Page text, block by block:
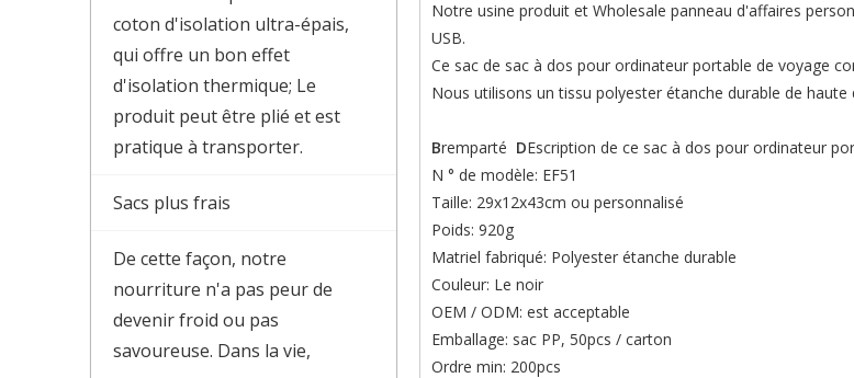
coton d'isolation ultra-épais,
qui offre un bon effet
d'isolation thermique; Le
produit peut être plié et est
pratique à transporter.
Sacs plus frais
De cette façon, notre
nourriture n'a pas peur de
devenir froid ou pas
savoureuse. Dans la vie,
Notre usine produit et Wholesale panneau d'affaires
USB.
Ce sac de sac à dos pour ordinateur portable de voyage
Nous utilisons un tissu polyester étanche durable de
Bremparté DEscription de ce sac à dos pour ordinateur
N ° de modèle: EF51
Taille: 29x12x43cm ou personnalisé
Poids: 920g
Matriel fabriqué: Polyester étanche durable
Couleur: Le noir
OEM / ODM: est acceptable
Emballage: sac PP, 50pcs / carton
Ordre min: 200pcs